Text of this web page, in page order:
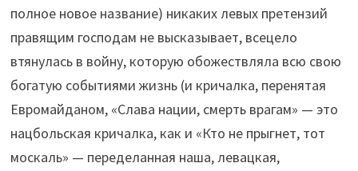
полное новое название) никаких левых претензий
правящим господам не высказывает, всецело
втянулась в войну, которую обожествляла всю свою
богатую событиями жизнь (и кричалка, перенятая
Евромайданом, «Слава нации, смерть врагам» — это
нацбольская кричалка, как и «Кто не прыгнет, тот
москаль» — переделанная наша, левацкая,